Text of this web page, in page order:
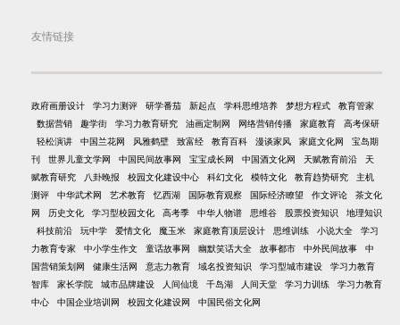
友情链接
政府画册设计 学习力测评 研学番茄 新起点 学科思维培养 梦想方程式
教育管家
数据营销
趣学街 学习力教育研究 油画定制网 网络营销传播 家庭教育
高考保研
轻松演讲
中国兰花网 风雅鹤壁 致富经 教育百科 漫谈家风 家庭文化网
宝岛期
刊
世界儿童文学网 中国民间故事网 宝宝成长网 中国酒文化网 天赋教育前沿
天
赋教育研究
八卦晚报 校园文化建设中心 科幻文化 模特文化 教育趋势研究
主机
测评
中华武术网 艺术教育 忆西湖 国际教育观察 国际经济瞭望 作文评论
茶文化
网
历史文化 学习型校园文化 高考季 中华人物谱 思维谷 股票投资知识
地理知识
科技前沿
玩中学 爱情文化 魔玉米 家庭教育顶层设计 思维训练 小说大全
学习
力教育专家
中小学生作文 童话故事网 幽默笑话大全 故事都市 中外民间故事
中
国营销策划网
健康生活网 意志力教育 域名投资知识 学习型城市建设
学习力教育
智库
家长学院 城市品牌建设 人间仙境 千岛湖 人间天堂 学习力训练
学习力教育
中心
中国企业培训网 校园文化建设网 中国民俗文化网